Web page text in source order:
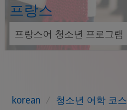
프랑스
프랑스어 청소년 프로그램
korean / 청소년 어학 코스